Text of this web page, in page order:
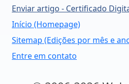
Enviar artigo - Certificado
Início (Homepage)
Sitemap (Edições por mês e
Entre em contato